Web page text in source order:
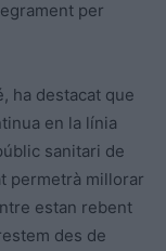
per
ha destacat que
en la línia
sanitari de
permetrà millorar
estan rebent
des de